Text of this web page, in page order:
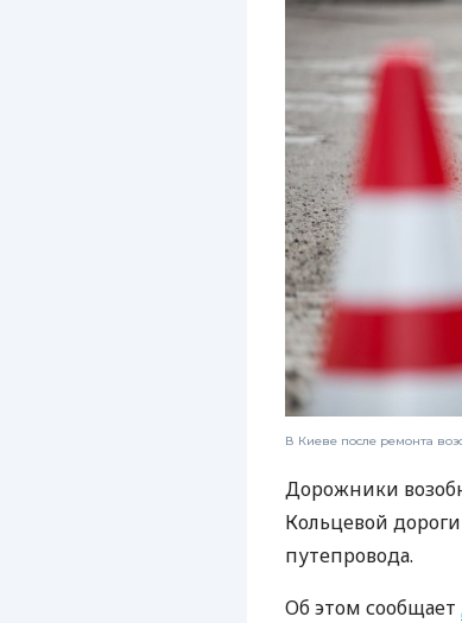
В Киеве после ремонта
Дорожники
Кольцевой
путепровода.
Об этом сообщает